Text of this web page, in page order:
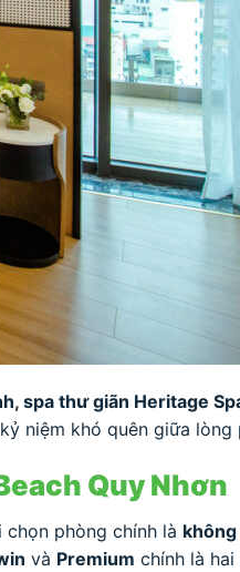
spa thư giãn Heritage
niệm khó quên giữa lòng
Quy Nhơn
phòng chính là
và Premium chính là